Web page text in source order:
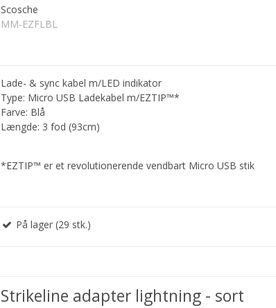
Scosche
MM-EZFLBL
Lade- & sync kabel m/LED indikator
Type: Micro USB Ladekabel m/EZTIP™*
Farve: Blå
Længde: 3 fod (93cm)
*EZTIP™ er et revolutionerende vendbart Micro USB stik
På lager (29 stk.)
Strikeline adapter lightning - sort